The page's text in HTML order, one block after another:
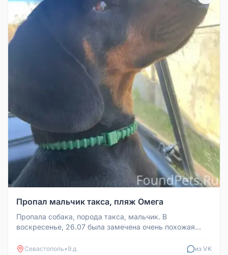
Пропал мальчик такса, пляж Омега
Пропала собака, порода такса, мальчик. В
воскресенье, 26.07 была замечена очень похожая
Севастополь• 9 д из VK